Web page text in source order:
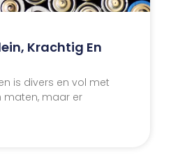
Krachtig En
is divers en vol met
maten, maar er